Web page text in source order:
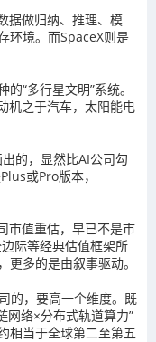
据做归纳、推理、模
环境。而SpaceX则是
“多行星文明”系统。
机之于汽车，太阳能电
的，显然比AI公司勾
或Pro版本，
市值重估，早已不是市
际等经典估值框架所
多的是由叙事驱动。
的，要高一个维度。既
网络×分布式轨道算力”
相当于全球第二至第五